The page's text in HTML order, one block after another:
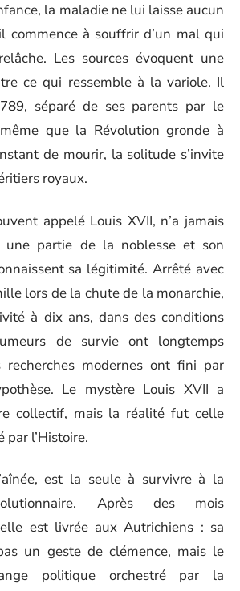
la maladie ne lui laisse aucun
commence à souffrir d’un mal qui
Les sources évoquent une
ce qui ressemble à la variole. Il
séparé de ses parents par le
que la Révolution gronde à
de mourir, la solitude s’invite
royaux.
appelé Louis XVII, n’a jamais
une partie de la noblesse et son
sa légitimité. Arrêté avec
lors de la chute de la monarchie,
à dix ans, dans des conditions
de survie ont longtemps
recherches modernes ont fini par
Le mystère Louis XVII a
collectif, mais la réalité fut celle
par l’Histoire.
est la seule à survivre à la
Après des mois
elle est livrée aux Autrichiens : sa
un geste de clémence, mais le
politique orchestré par la